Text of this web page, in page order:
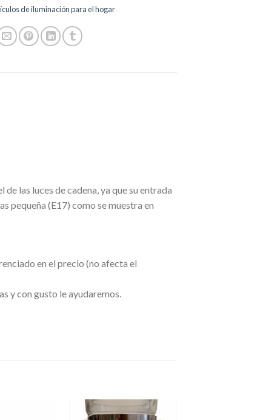
de iluminación para el hogar
las luces de cadena, ya que su entrada
pequeña (E17) como se muestra en
en el precio (no afecta el
y con gusto le ayudaremos.